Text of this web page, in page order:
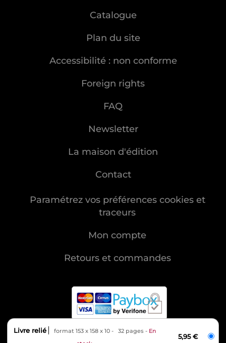
Livre relié format 153 x 158 x 10 32 pages
En
5,95 €
Catalogue
Plan du site
Accessibilité : non conforme
Foreign rights
FAQ
Newsletter
La maison d'édition
Contact
Paramétrez vos préférences cookies et
traceurs
Mon compte
Retours et commandes
MENTIONS LÉGALES